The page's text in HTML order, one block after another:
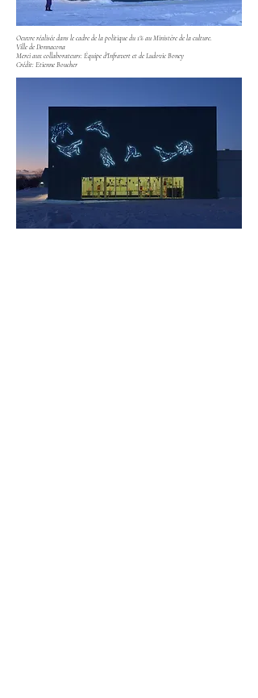
Oeuvre réalisée dans le cadre de la politique du 1% au Ministère de la culture.
Ville de Donnacona
Merci aux collaborateurs: Équipe d'Infravert et de Ludovic Boney
Crédit: Etienne Boucher